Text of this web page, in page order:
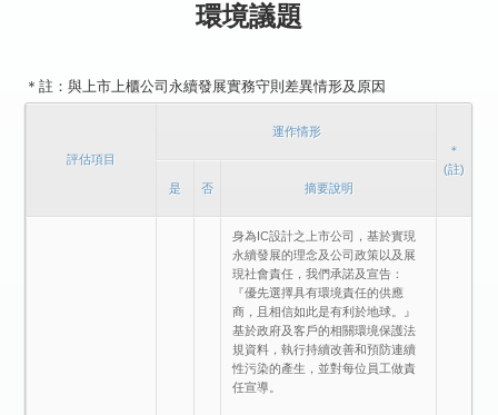
環境議題
＊註：與上市上櫃公司永續發展實務守則差異情形及原因
評估項目
運作情形
＊
(註)
是
否 摘要說明
身為IC設計之上市公司，基於實現
永續發展的理念及公司政策以及展
現社會責任，我們承諾及宣告：
『優先選擇具有環境責任的供應
商，且相信如此是有利於地球。』
基於政府及客戶的相關環境保護法
規資料，執行持續改善和預防連續
性污染的產生，並對每位員工做責
任宣導。